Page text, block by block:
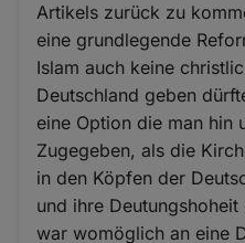
Artikels zurück zu
eine grundlegende
Islam auch keine
Deutschland geben
eine Option die man hin
Zugegeben, als die
in den Köpfen der
und ihre
war womöglich an eine